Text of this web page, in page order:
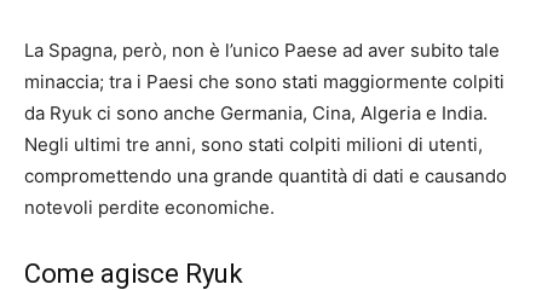
La Spagna, però, non è l’unico Paese ad aver subito tale
minaccia; tra i Paesi che sono stati maggiormente colpiti
da Ryuk ci sono anche Germania, Cina, Algeria e India.
Negli ultimi tre anni, sono stati colpiti milioni di utenti,
compromettendo una grande quantità di dati e causando
notevoli perdite economiche.
Come agisce Ryuk